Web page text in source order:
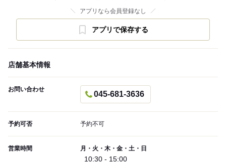
アプリなら会員登録なし
アプリで保存する
店舗基本情報
お問い合わせ
045-681-3636
予約可否 予約不可
営業時間 月・火・木・金・土・日
10:30 - 15:00